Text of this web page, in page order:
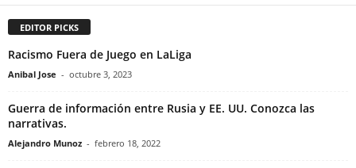
EDITOR PICKS
Racismo Fuera de Juego en LaLiga
Anibal Jose - octubre 3, 2023
Guerra de información entre Rusia y EE. UU. Conozca las
narrativas.
Alejandro Munoz - febrero 18, 2022